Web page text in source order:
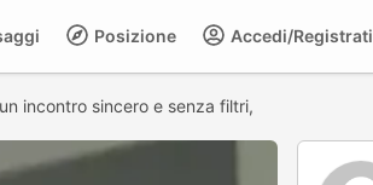
Accedi/Registrati
Posizione
incontro sincero e senza filtri,